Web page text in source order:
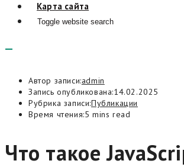
Карта сайта
Toggle website search
Автор записи:admin
Запись опубликована:14.02.2025
Рубрика записи:Публикации
Время чтения:5 mins read
Что такое